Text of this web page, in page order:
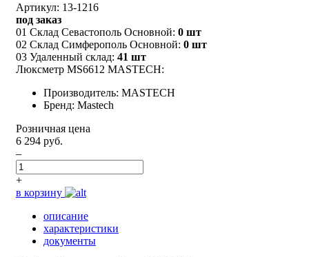
Артикул: 13-1216
под заказ
01 Склад Севастополь Основной: 0 шт
02 Склад Симферополь Основной: 0 шт
03 Удаленный склад: 41 шт
Люксметр MS6612 MASTECH:
Производитель: MASTECH
Бренд: Mastech
Розничная цена
6 294 руб.
–
+
в корзину
описание
характеристики
документы